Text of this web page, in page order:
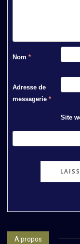
Nom *
Adresse de
messagerie *
Site
A propos